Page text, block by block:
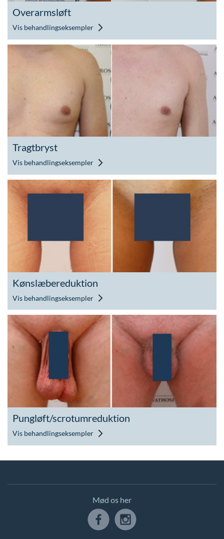
Overarmsløft
Vis behandlingseksempler
Tragtbryst
Vis behandlingseksempler
Kønslæbereduktion
Vis behandlingseksempler
Pungløft/scrotumreduktion
Vis behandlingseksempler
Mød os her